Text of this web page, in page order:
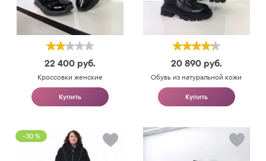
22 400 руб.
Кроссовки женские
Купить
20 890 руб.
Обувь из натуральной кожи
Купить
-30 %